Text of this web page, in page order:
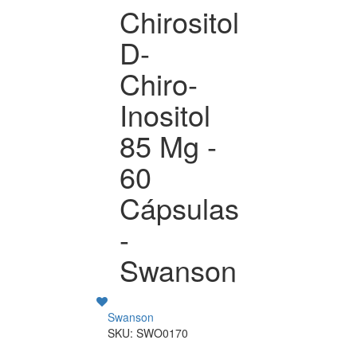
Chirositol
D-
Chiro-
Inositol
85 Mg -
60
Cápsulas
-
Swanson
Swanson
SKU: SWO0170